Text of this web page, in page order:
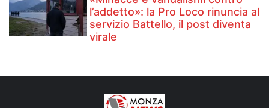
l’addetto»: la Pro Loco rinuncia al
servizio Battello, il post diventa
virale